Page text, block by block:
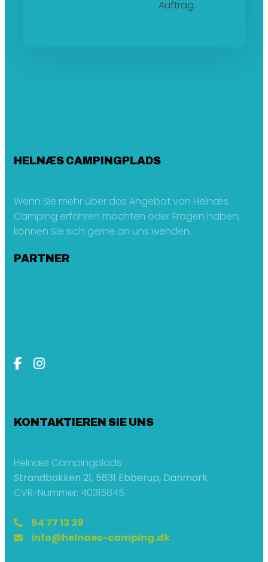
Auftrag.
HELNÆS CAMPINGPLADS
Wenn Sie mehr über das Angebot von Helnæs
Camping erfahren möchten oder Fragen haben,
können Sie sich gerne an uns wenden.
PARTNER
KONTAKTIEREN SIE UNS
Helnæs Campingplads
Strandbakken 21, 5631 Ebberup, Danmark
CVR-Nummer: 40315845
64 77 13 39
info@helnaes-camping.dk